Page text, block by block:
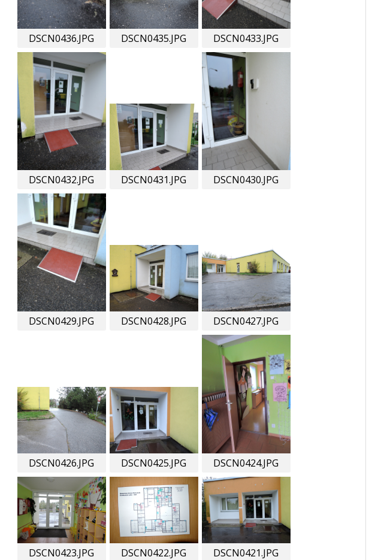
DSCN0436.JPG DSCN0435.JPG DSCN0433.JPG
DSCN0432.JPG DSCN0431.JPG DSCN0430.JPG
DSCN0429.JPG DSCN0428.JPG DSCN0427.JPG
DSCN0426.JPG DSCN0425.JPG DSCN0424.JPG
DSCN0423.JPG DSCN0422.JPG DSCN0421.JPG